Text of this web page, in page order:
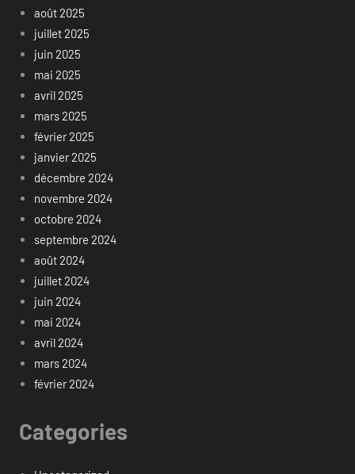
août 2025
juillet 2025
juin 2025
mai 2025
avril 2025
mars 2025
février 2025
janvier 2025
décembre 2024
novembre 2024
octobre 2024
septembre 2024
août 2024
juillet 2024
juin 2024
mai 2024
avril 2024
mars 2024
février 2024
Categories